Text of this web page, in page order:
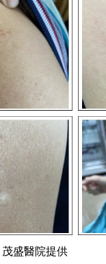
盛醫院提供